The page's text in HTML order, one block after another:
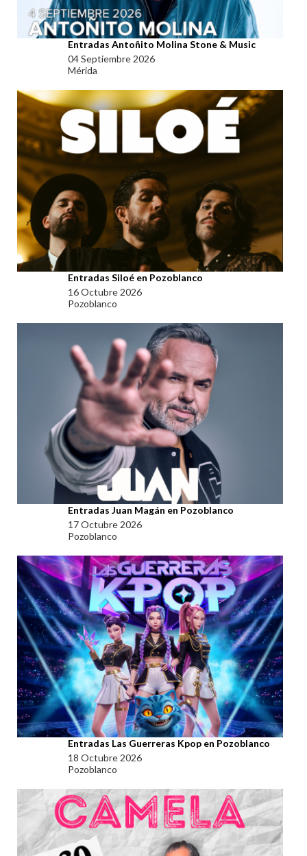
Entradas Antoñito Molina Stone & Music
04 Septiembre 2026
Mérida
Entradas Siloé en Pozoblanco
16 Octubre 2026
Pozoblanco
Entradas Juan Magán en Pozoblanco
17 Octubre 2026
Pozoblanco
Entradas Las Guerreras Kpop en Pozoblanco
18 Octubre 2026
Pozoblanco